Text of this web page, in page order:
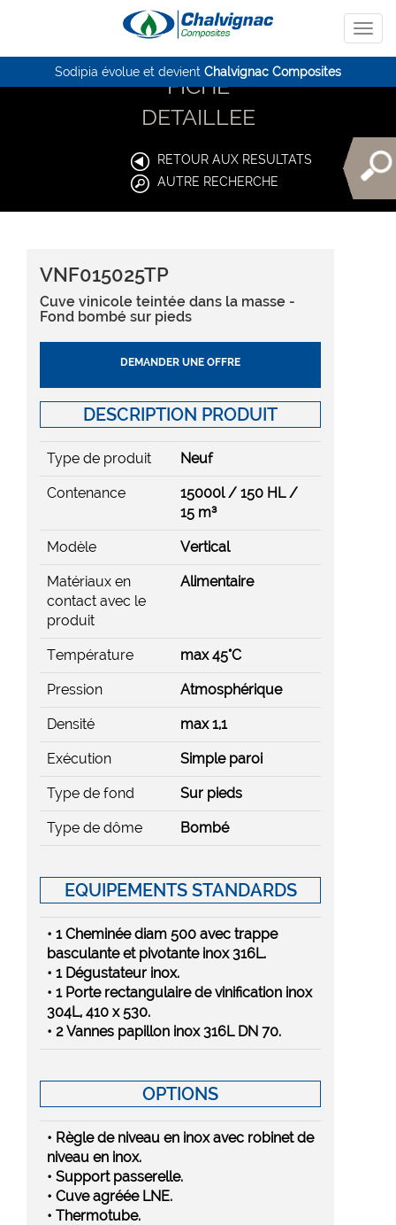
Sodipia évolue et devient Chalvignac Composites
FICHE
DETAILLEE
RETOUR AUX RESULTATS
AUTRE RECHERCHE
VNF015025TP
Cuve vinicole teintée dans la masse -
Fond bombé sur pieds
DEMANDER UNE OFFRE
DESCRIPTION PRODUIT
Type de produit Neuf
Contenance
15000l / 150 HL /
15 m³
Modèle Vertical
Matériaux en
contact avec le
produit
Alimentaire
Température max 45°C
Pression Atmosphérique
Densité max 1,1
Exécution Simple paroi
Type de fond Sur pieds
Type de dôme Bombé
EQUIPEMENTS STANDARDS
• 1 Cheminée diam 500 avec trappe
basculante et pivotante inox 316L.
• 1 Dégustateur inox.
• 1 Porte rectangulaire de vinification inox
304L, 410 x 530.
• 2 Vannes papillon inox 316L DN 70.
OPTIONS
• Règle de niveau en inox avec robinet de
niveau en inox.
• Support passerelle.
• Cuve agréée LNE.
• Thermotube.